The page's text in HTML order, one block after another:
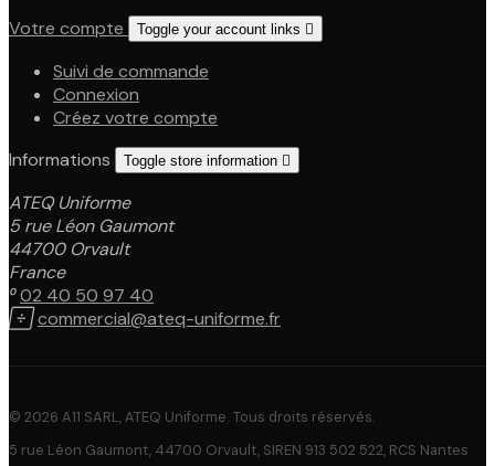
Votre compte
Toggle your account links 
Suivi de commande
Connexion
Créez votre compte
Informations
Toggle store information 
ATEQ Uniforme
5 rue Léon Gaumont
44700 Orvault
France
02 40 50 97 40
commercial@ateq-uniforme.fr
© 2026 A11 SARL, ATEQ Uniforme. Tous droits réservés.
5 rue Léon Gaumont, 44700 Orvault, SIREN 913 502 522, RCS Nantes